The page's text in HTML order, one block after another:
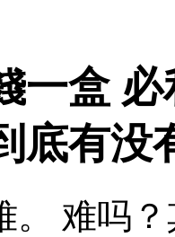
一盒
底有没
。 难吗